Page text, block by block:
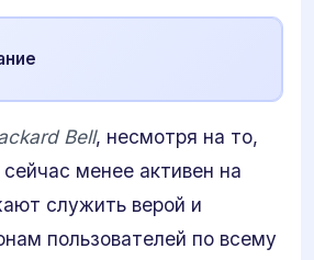
Bell, несмотря на то,
менее активен на
служить верой и
пользователей по всему